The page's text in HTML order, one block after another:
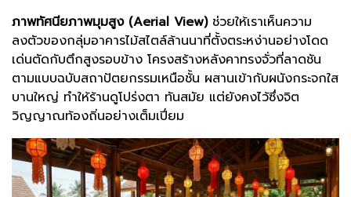
ภาพทัศนียภาพมุมสูง (Aerial View)ช่วยให้เราเห็นความ
ลงตัวของกลุ่มอาคารไม้สไตล์ล้านนาที่ตั้งตระหง่านอย่างโดด
เด่นตัดกับตึกสูงรอบข้าง โครงสร้างหลังคาทรงจั่วที่ลาดชัน
ตามแบบฉบับสถาปัตยกรรมเหนือชั้น ผสานเข้ากับผนังกระจกใส
บานใหญ่ ทำให้ร้านดูโปร่งตา ทันสมัย แต่ยังคงไว้ซึ่งจิต
วิญญาณท้องถิ่นอย่างเต็มเปี่ยม